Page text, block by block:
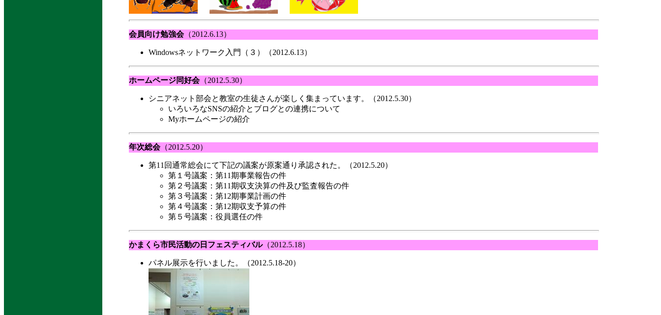
会員向け勉強会（2012.6.13）
Windowsネットワーク入門（３）（2012.6.13）
ホームページ同好会（2012.5.30）
シニアネット部会と教室の生徒さんが楽しく集まっています。（2012.5.30）
いろいろなSNSの紹介とブログとの連携について
Myホームページの紹介
年次総会（2012.5.20）
第11回通常総会にて下記の議案が原案通り承認された。（2012.5.20）
第１号議案：第11期事業報告の件
第２号議案：第11期収支決算の件及び監査報告の件
第３号議案：第12期事業計画の件
第４号議案：第12期収支予算の件
第５号議案：役員選任の件
かまくら市民活動の日フェスティバル（2012.5.18）
パネル展示を行いました。（2012.5.18-20）